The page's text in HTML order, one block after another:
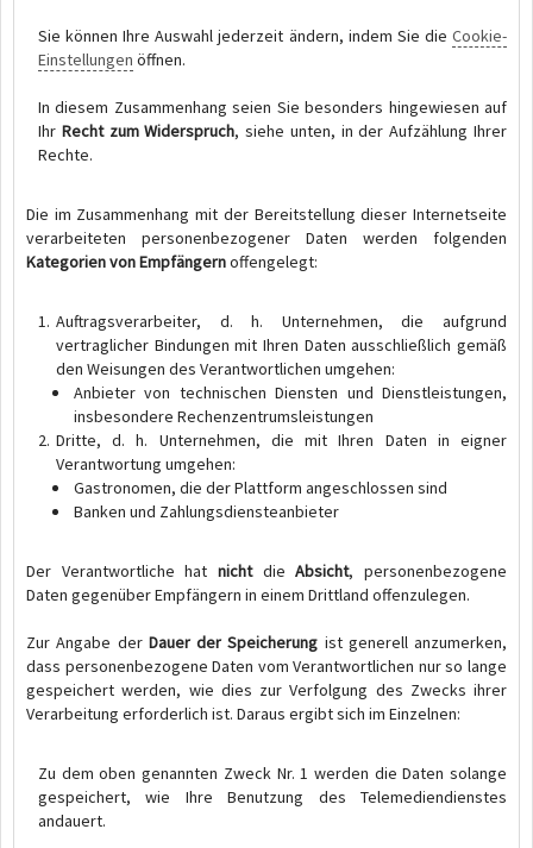
Sie können Ihre Auswahl jederzeit ändern, indem Sie die Cookie-
Einstellungen öffnen.
In diesem Zusammenhang seien Sie besonders hingewiesen auf
Ihr Recht zum Widerspruch, siehe unten, in der Aufzählung Ihrer
Rechte.
Die im Zusammenhang mit der Bereitstellung dieser Internetseite
verarbeiteten personenbezogener Daten werden folgenden
Kategorien von Empfängernoffengelegt:
Auftragsverarbeiter, d. h. Unternehmen, die aufgrund
vertraglicher Bindungen mit Ihren Daten ausschließlich gemäß
den Weisungen des Verantwortlichen umgehen:
Anbieter von technischen Diensten und Dienstleistungen,
insbesondere Rechenzentrumsleistungen
Dritte, d. h. Unternehmen, die mit Ihren Daten in eigner
Verantwortung umgehen:
Gastronomen, die der Plattform angeschlossen sind
Banken und Zahlungsdiensteanbieter
Der Verantwortliche hat nichtdieAbsicht, personenbezogene
Daten gegenüber Empfängern in einem Drittland offenzulegen.
Zur Angabe der Dauer der Speicherung ist generell anzumerken,
dass personenbezogene Daten vom Verantwortlichen nur so lange
gespeichert werden, wie dies zur Verfolgung des Zwecks ihrer
Verarbeitung erforderlich ist. Daraus ergibt sich im Einzelnen:
Zu dem oben genannten Zweck Nr. 1 werden die Daten solange
gespeichert, wie Ihre Benutzung des Telemediendienstes
andauert.